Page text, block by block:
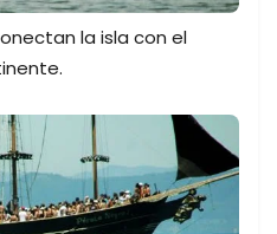
la isla con el